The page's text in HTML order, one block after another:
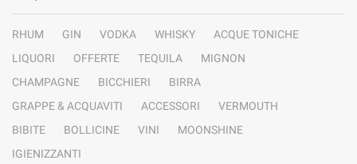
RHUM GIN VODKA WHISKY
ACQUE TONICHE
LIQUORI
OFFERTE TEQUILA
MIGNON
CHAMPAGNE
BICCHIERI
BIRRA
GRAPPE & ACQUAVITI
ACCESSORI
VERMOUTH
BIBITE
BOLLICINE VINI
MOONSHINE
IGIENIZZANTI